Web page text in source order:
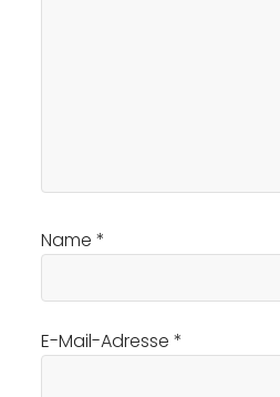
Name*
E-Mail-Adresse*